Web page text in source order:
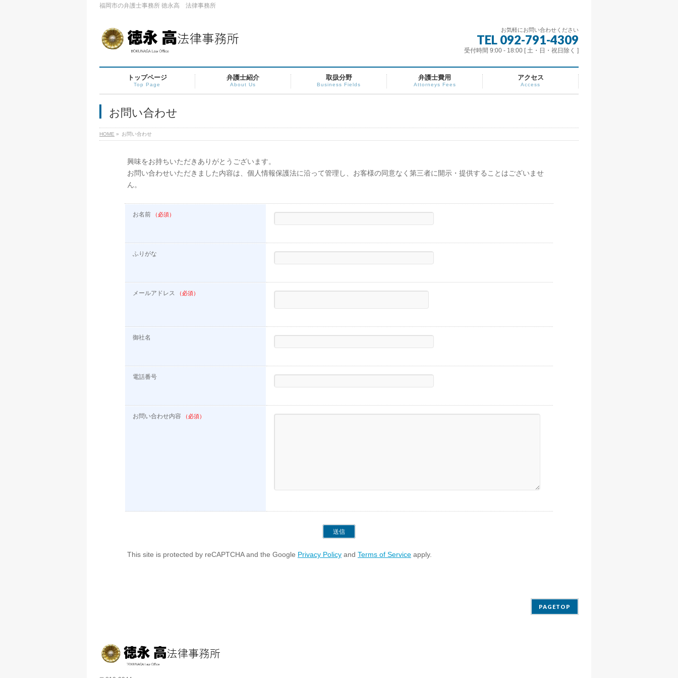
福岡市の弁護士事務所 徳永高 法律事務所
お気軽にお問い合わせください
TEL 092-791-4309
受付時間 9:00 - 18:00 [ 土・日・祝日除く ]
トップページ
Top Page
弁護士紹介
About Us
取扱分野
Business Fields
弁護士費用
Attorneys Fees
アクセス
Access
お問い合わせ
HOME » お問い合わせ
興味をお持ちいただきありがとうございます。
お問い合わせいただきました内容は、個人情報保護法に沿って管理し、お客様の同意なく第三者に開示・提供することはございませ
ん。
お名前 （必須）
ふりがな
メールアドレス （必須）
御社名
電話番号
お問い合わせ内容 （必須）
This site is protected by reCAPTCHA and the Google Privacy Policy and Terms of Service apply.
PAGETOP